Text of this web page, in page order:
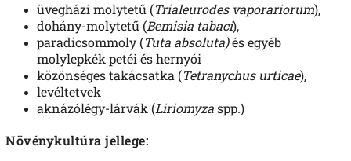
üvegházi molytetű (Trialeurodes vaporariorum),
dohány-molytetű (Bemisia tabaci),
paradicsommoly (Tuta absoluta)és egyéb
molylepkék petéi és hernyói
közönséges takácsatka (Tetranychus urticae),
levéltetvek
aknázólégy-lárvák (Liriomyzaspp.)
Növénykultúra jellege: